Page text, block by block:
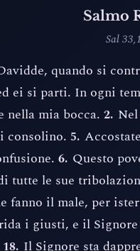
Salmo
Sal
quando si
ei si parti. In ogni
nella mia bocca. 2.
consolino. 5.
6. Questo
tutte le sue
fanno il male, per
i giusti, e il
18. Il Signore sta